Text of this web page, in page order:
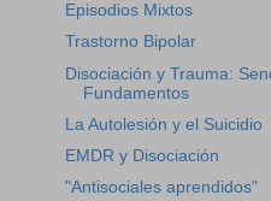
Episodios Mixtos
Trastorno Bipolar
Disociación y Trauma:
Fundamentos
La Autolesión y el Suicidio
EMDR y Disociación
"Antisociales aprendidos"